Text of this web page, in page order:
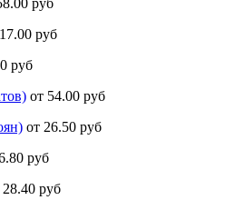
руб
руб
от 54.00 руб
от 26.50 руб
руб
28.40 руб